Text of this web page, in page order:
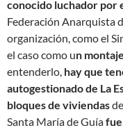
conocido luchador por
Federación Anarquista
organización, como el
el caso como un
entenderlo, hay que
autogestionado de La
bloques de viviendas
Santa María de Guía